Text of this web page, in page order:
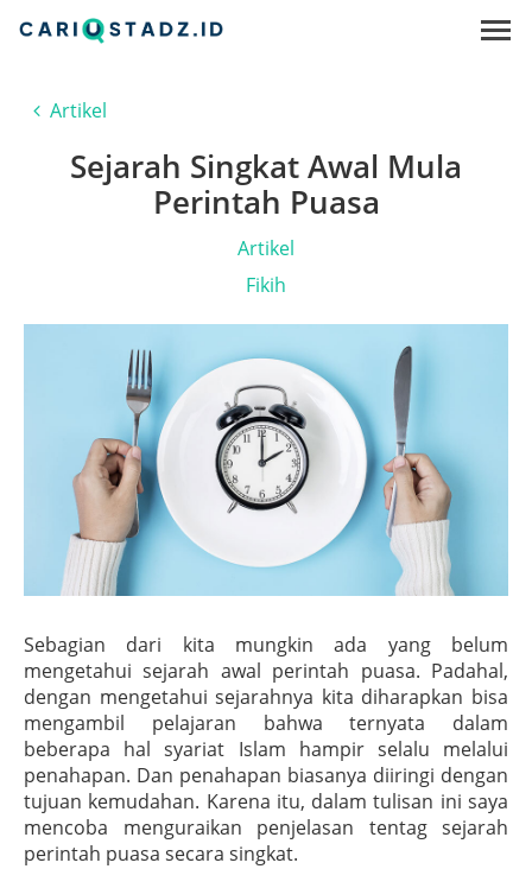
Artikel
Sejarah Singkat Awal Mula
Perintah Puasa
Artikel
Fikih
Sebagian dari kita mungkin ada yang belum
mengetahui sejarah awal perintah puasa. Padahal,
dengan mengetahui sejarahnya kita diharapkan bisa
mengambil pelajaran bahwa ternyata dalam
beberapa hal syariat Islam hampir selalu melalui
penahapan. Dan penahapan biasanya diiringi dengan
tujuan kemudahan. Karena itu, dalam tulisan ini saya
mencoba menguraikan penjelasan tentag sejarah
perintah puasa secara singkat.